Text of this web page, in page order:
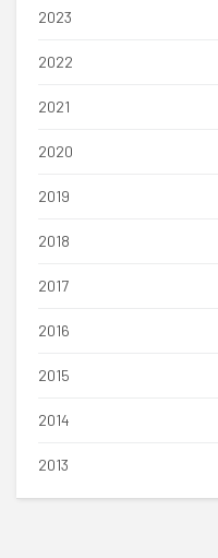
2023
2022
2021
2020
2019
2018
2017
2016
2015
2014
2013